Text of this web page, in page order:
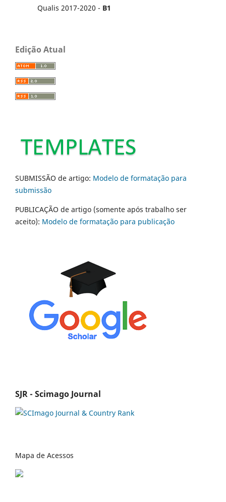
Qualis 2017-2020 - B1
Edição Atual
SUBMISSÃO de artigo: Modelo de formatação para
submissão
PUBLICAÇÃO de artigo (somente após trabalho ser
aceito): Modelo de formatação para publicação
SJR - Scimago Journal
Mapa de Acessos